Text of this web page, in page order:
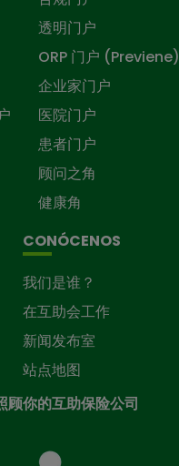
透明门户
ORP 门户 (Previene)
企业家门户
医院门户
患者门户
顾问之角
健康角
CONÓCENOS
我们是谁？
在互助会工作
新闻发布室
站点地图
顾你的互助保险公司